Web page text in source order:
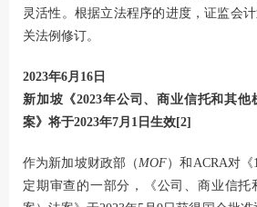
灵活性。根据立法程序的进度，证监会
关法例修订。
2023年6月16日
新加坡《2023年公司、商业信托和其
案》将于2023年7月1日生效[2]
作为新加坡财政部（MOF）和ACRA对《
定期审查的一部分，《公司、商业信托